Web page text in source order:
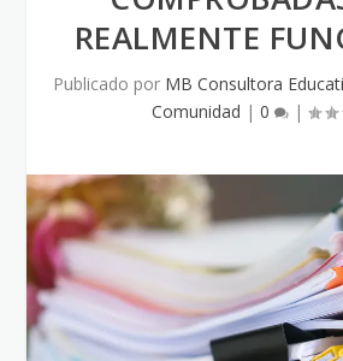
REALMENTE
Publicado por MB Consultora
Comunidad | 0 |